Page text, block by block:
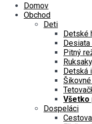
Domov
Obchod
Deti
Detské
Pitný
Detská
Všetko
Dospeláci